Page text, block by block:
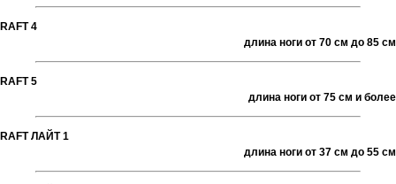
RAFT 4
длина ноги от 70 см до 85 см
RAFT 5
длина ноги от 75 см и более
RAFT ЛАЙТ 1
длина ноги от 37 см до 55 см